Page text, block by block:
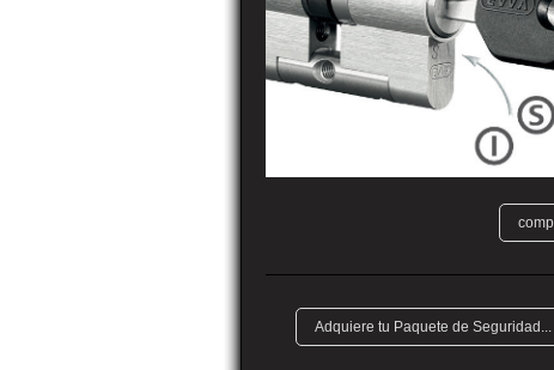
Adquiere tu Paquete de Seguridad...